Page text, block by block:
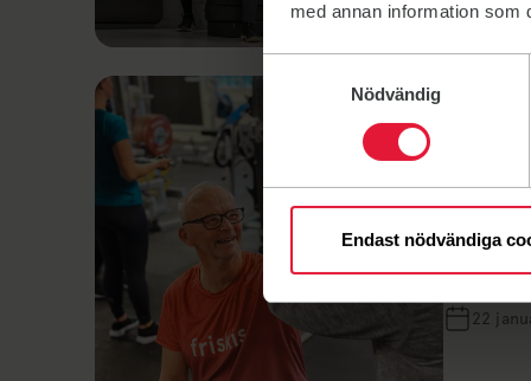
med annan information som
Nödvändig
Endast nödvändiga
Bli
är kul,
22